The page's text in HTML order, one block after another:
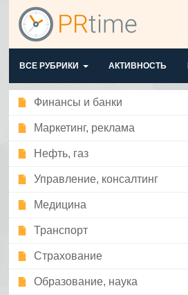
ВСЕ РУБРИКИ АКТИВНОСТЬ
Финансы и банки
Маркетинг, реклама
Нефть, газ
Управление, консалтинг
Медицина
Транспорт
Страхование
Образование, наука